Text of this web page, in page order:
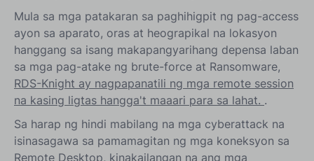
Mula sa mga patakaran sa paghihigpit ng pag-access
ayon sa aparato, oras at heograpikal na lokasyon
hanggang sa isang makapangyarihang depensa laban
sa mga pag-atake ng brute-force at Ransomware,
RDS-Knight ay nagpapanatili ng mga remote session
na kasing ligtas hangga't maaari para sa lahat. .
Sa harap ng hindi mabilang na mga cyberattack na
isinasagawa sa pamamagitan ng mga koneksyon sa
Remote Desktop, kinakailangan na ang mga